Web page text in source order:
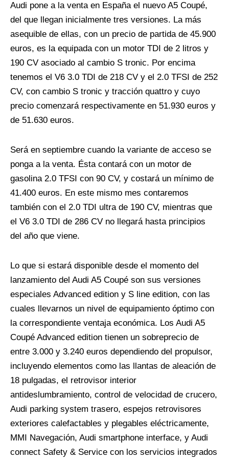
Audi pone a la venta en España el nuevo A5 Coupé,
del que llegan inicialmente tres versiones. La más
asequible de ellas, con un precio de partida de 45.900
euros, es la equipada con un motor TDI de 2 litros y
190 CV asociado al cambio S tronic. Por encima
tenemos el V6 3.0 TDI de 218 CV y el 2.0 TFSI de 252
CV, con cambio S tronic y tracción quattro y cuyo
precio comenzará respectivamente en 51.930 euros y
de 51.630 euros.
Será en septiembre cuando la variante de acceso se
ponga a la venta. Ésta contará con un motor de
gasolina 2.0 TFSI con 90 CV, y costará un mínimo de
41.400 euros. En este mismo mes contaremos
también con el 2.0 TDI ultra de 190 CV, mientras que
el V6 3.0 TDI de 286 CV no llegará hasta principios
del año que viene.
Lo que si estará disponible desde el momento del
lanzamiento del Audi A5 Coupé son sus versiones
especiales Advanced edition y S line edition, con las
cuales llevarnos un nivel de equipamiento óptimo con
la correspondiente ventaja económica. Los Audi A5
Coupé Advanced edition tienen un sobreprecio de
entre 3.000 y 3.240 euros dependiendo del propulsor,
incluyendo elementos como las llantas de aleación de
18 pulgadas, el retrovisor interior
antideslumbramiento, control de velocidad de crucero,
Audi parking system trasero, espejos retrovisores
exteriores calefactables y plegables eléctricamente,
MMI Navegación, Audi smartphone interface, y Audi
connect Safety & Service con los servicios integrados